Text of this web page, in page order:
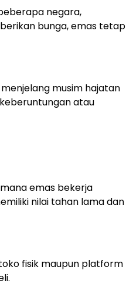
negara,
bunga, emas tetap
musim hajatan
atau
emas bekerja
nilai tahan lama dan
fisik maupun platform